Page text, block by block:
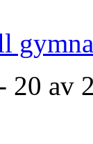
20 av